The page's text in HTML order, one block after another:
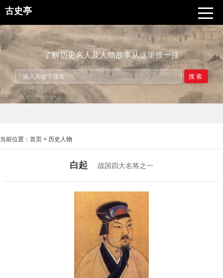
古史亭
了解历史名人及人物故事从这里搜一搜
搜索
当前位置： 首页 > 历史人物
白起 战国四大名将之一